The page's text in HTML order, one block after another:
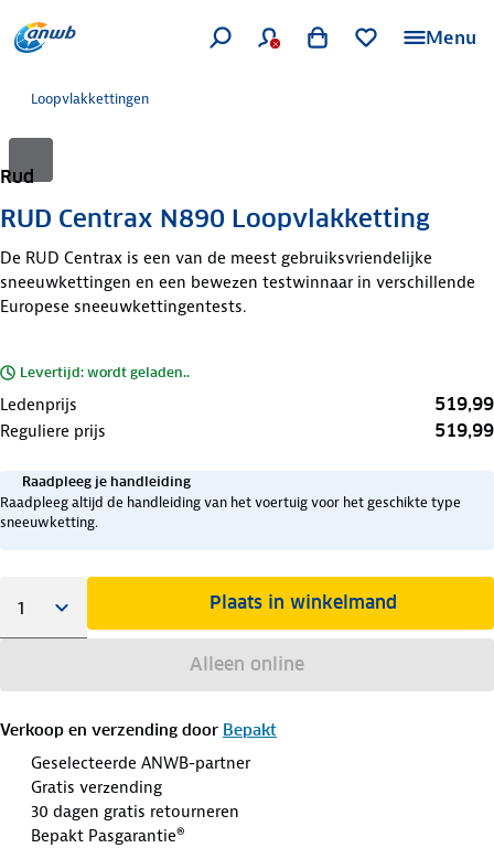
Menu
Loopvlakkettingen
Rud
RUD Centrax N890 Loopvlakketting
De RUD Centrax is een van de meest gebruiksvriendelijke
sneeuwkettingen en een bewezen testwinnaar in verschillende
Europese sneeuwkettingentests.
Levertijd: wordt geladen..
Ledenprijs 519,99
Reguliere prijs 519,99
Raadpleeg je handleiding
Raadpleeg altijd de handleiding van het voertuig voor het geschikte type
sneeuwketting.
Plaats in winkelmand
Alleen online
Verkoop en verzending door Bepakt
Geselecteerde ANWB-partner
Gratis verzending
30 dagen gratis retourneren
Bepakt Pasgarantie®